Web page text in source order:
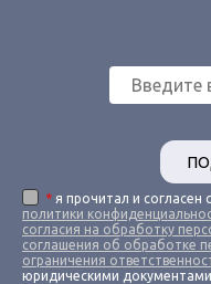
* я прочитал и согласен
политики
согласия на обработку
соглашения об обработке
ограничения
юридическими